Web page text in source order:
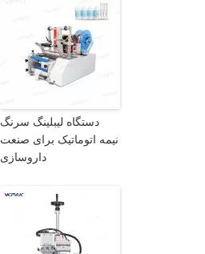
دستگاه لیبلینگ سرنگ
نیمه اتوماتیک برای صنعت
داروسازی